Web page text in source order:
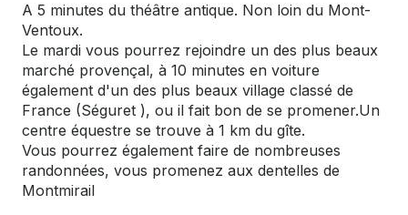
A 5 minutes du théâtre antique. Non loin du Mont-
Ventoux.
Le mardi vous pourrez rejoindre un des plus beaux
marché provençal, à 10 minutes en voiture
également d'un des plus beaux village classé de
France (Séguret ), ou il fait bon de se promener.Un
centre équestre se trouve à 1 km du gîte.
Vous pourrez également faire de nombreuses
randonnées, vous promenez aux dentelles de
Montmirail